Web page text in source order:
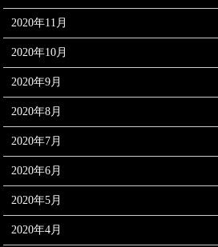
2020年11月
2020年10月
2020年9月
2020年8月
2020年7月
2020年6月
2020年5月
2020年4月